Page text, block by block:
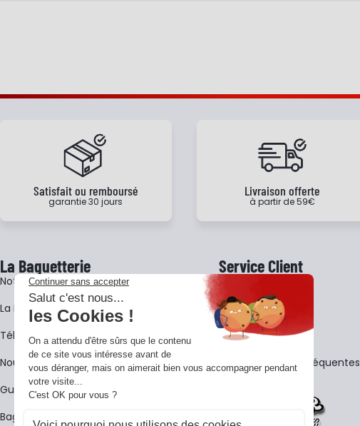
Satisfait ou remboursé
garantie 30 jours
Livraison offerte
à partir de 59€
La Baguetterie
Notre histoire
La BagShow
​Télécharger le catalogue
Nous contacter
Guides La Baguetterie
Baguetterie Shop Online
Service Client
Garantie 3 ans
CGV
FAQ - Questions Fréquentes